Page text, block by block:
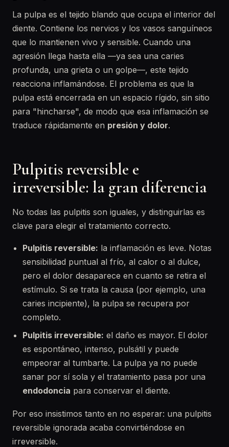
La pulpa es el tejido blando que ocupa el interior del
diente. Contiene los nervios y los vasos sanguíneos
que lo mantienen vivo y sensible. Cuando una
agresión llega hasta ella —ya sea una caries
profunda, una grieta o un golpe—, este tejido
reacciona inflamándose. El problema es que la
pulpa está encerrada en un espacio rígido, sin sitio
para "hincharse", de modo que esa inflamación se
traduce rápidamente en presión y dolor.
Pulpitis reversible e
irreversible: la gran diferencia
No todas las pulpitis son iguales, y distinguirlas es
clave para elegir el tratamiento correcto.
Pulpitis reversible: la inflamación es leve. Notas
sensibilidad puntual al frío, al calor o al dulce,
pero el dolor desaparece en cuanto se retira el
estímulo. Si se trata la causa (por ejemplo, una
caries incipiente), la pulpa se recupera por
completo.
Pulpitis irreversible: el daño es mayor. El dolor
es espontáneo, intenso, pulsátil y puede
empeorar al tumbarte. La pulpa ya no puede
sanar por sí sola y el tratamiento pasa por una
endodoncia para conservar el diente.
Por eso insistimos tanto en no esperar: una pulpitis
reversible ignorada acaba convirtiéndose en
irreversible.